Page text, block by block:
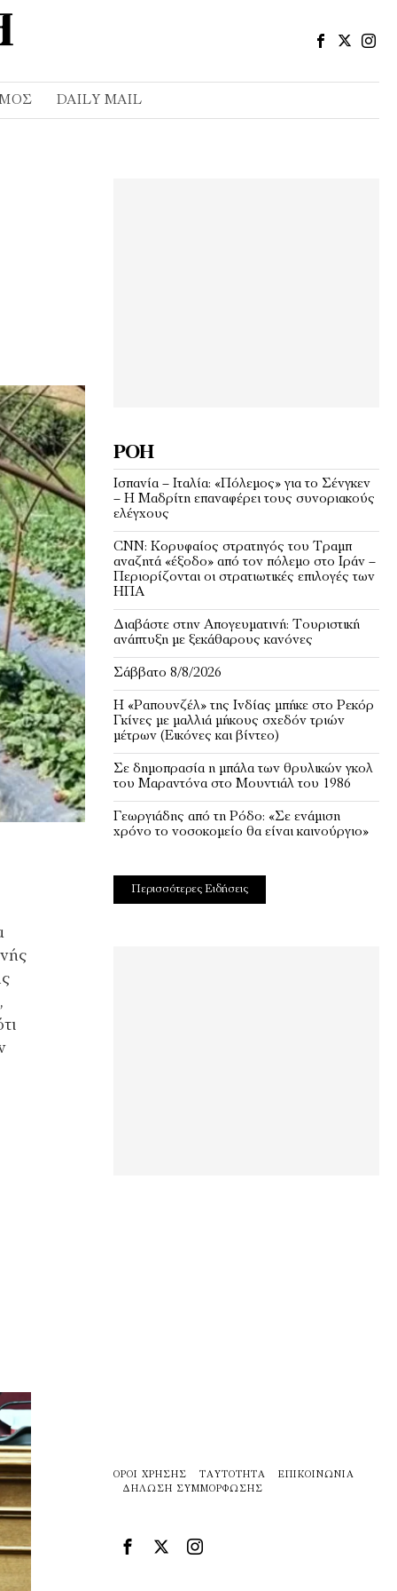
DAILY MAIL
ΡΟΉ
Ισπανία – Ιταλία: «Πόλεμος» για το Σένγκεν
– Η Μαδρίτη επαναφέρει τους συνοριακούς
ελέγχους
CNN: Κορυφαίος στρατηγός του Τραμπ
αναζητά «έξοδο» από τον πόλεμο στο Ιράν –
Περιορίζονται οι στρατιωτικές επιλογές των
ΗΠΑ
Διαβάστε στην Απογευματινή: Τουριστική
ανάπτυξη με ξεκάθαρους κανόνες
Σάββατο 8/8/2026
Η «Ραπουνζέλ» της Ινδίας μπήκε στο Ρεκόρ
Γκίνες με μαλλιά μήκους σχεδόν τριών
μέτρων (Εικόνες και βίντεο)
Σε δημοπρασία η μπάλα των θρυλικών γκολ
του Μαραντόνα στο Μουντιάλ του 1986
Γεωργιάδης από τη Ρόδο: «Σε ενάμιση
χρόνο το νοσοκομείο θα είναι καινούργιο»
Περισσότερες Ειδήσεις
ΌΡΟΙ ΧΡΉΣΗΣ ΤΑΥΤΌΤΗΤΑ
ΕΠΙΚΟΙΝΩΝΊΑ
ΔΉΛΩΣΗ ΣΥΜΜΌΡΦΩΣΗΣ